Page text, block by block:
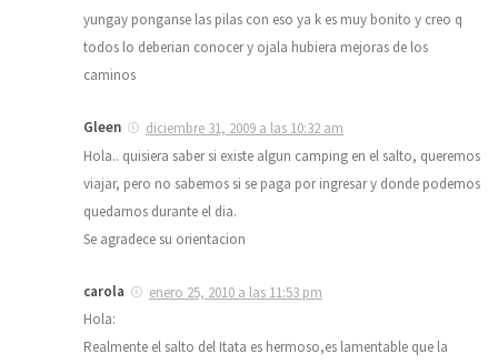
yungay ponganse las pilas con eso ya k es muy bonito y creo q
todos lo deberian conocer y ojala hubiera mejoras de los
caminos
Gleen
diciembre 31, 2009 a las 10:32 am
Hola.. quisiera saber si existe algun camping en el salto, queremos
viajar, pero no sabemos si se paga por ingresar y donde podemos
quedarnos durante el dia.
Se agradece su orientacion
carola
enero 25, 2010 a las 11:53 pm
Hola:
Realmente el salto del Itata es hermoso,es lamentable que la